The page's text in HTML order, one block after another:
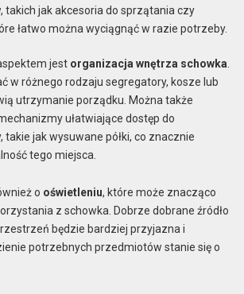
takich jak akcesoria do sprzątania czy
łatwo można wyciągnąć w razie potrzeby.
jest organizacja wnętrza schowka.
w różnego rodzaju segregatory, kosze lub
utrzymanie porządku. Można także
ułatwiające dostęp do
takie jak wysuwane półki, co znacznie
tego miejsca.
o oświetleniu, które może znacząco
z schowka. Dobrze dobrane źródło
będzie bardziej przyjazna i
potrzebnych przedmiotów stanie się o